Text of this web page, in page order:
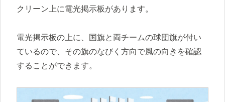
クリーン上に電光掲示板があります。
電光掲示板の上に、国旗と両チームの球団旗が付い
ているので、その旗のなびく方向で風の向きを確認
することができます。